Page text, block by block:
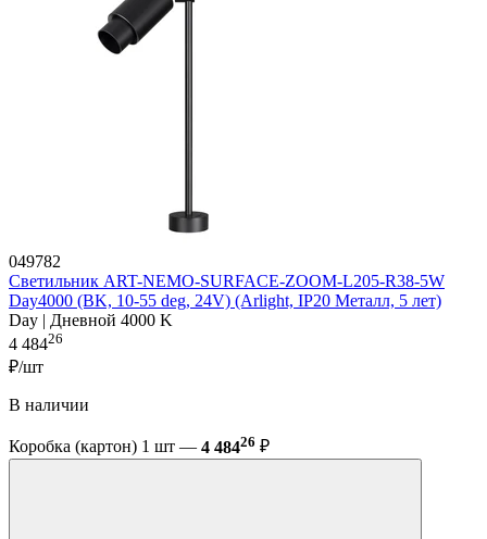
049782
Светильник ART-NEMO-SURFACE-ZOOM-L205-R38-5W
Day4000 (BK, 10-55 deg, 24V) (Arlight, IP20 Металл, 5 лет)
Day | Дневной 4000 K
4 48426
₽/шт
В наличии
Коробка (картон) 1 шт — 4 48426 ₽